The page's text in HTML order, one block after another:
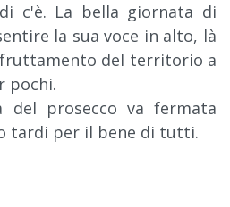
c'è. La bella giornata di
la sua voce in alto, là
del territorio a
pochi.
del prosecco va fermata
tardi per il bene di tutti.